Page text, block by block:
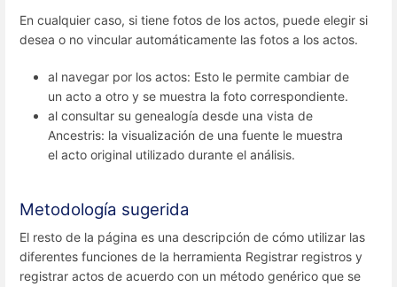
En cualquier caso, si tiene fotos de los actos, puede elegir si
desea o no vincular automáticamente las fotos a los actos.
al navegar por los actos: Esto le permite cambiar de
un acto a otro y se muestra la foto correspondiente.
al consultar su genealogía desde una vista de
Ancestris: la visualización de una fuente le muestra
el acto original utilizado durante el análisis.
Metodología sugerida
El resto de la página es una descripción de cómo utilizar las
diferentes funciones de la herramienta Registrar registros y
registrar actos de acuerdo con un método genérico que se